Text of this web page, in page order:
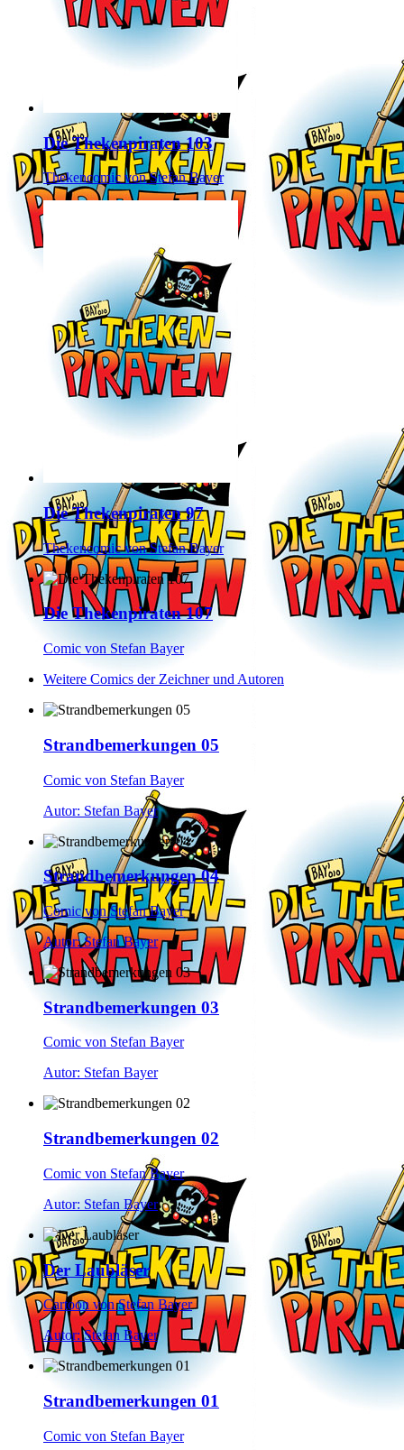
Die Thekenpiraten 103
Thekencomic von Stefan Bayer
Die Thekenpiraten 97
Thekencomic von Stefan Bayer
Die Thekenpiraten 107
Comic von Stefan Bayer
Weitere Comics der Zeichner und Autoren
Strandbemerkungen 05
Comic von Stefan Bayer
Autor: Stefan Bayer
Strandbemerkungen 04
Comic von Stefan Bayer
Autor: Stefan Bayer
Strandbemerkungen 03
Comic von Stefan Bayer
Autor: Stefan Bayer
Strandbemerkungen 02
Comic von Stefan Bayer
Autor: Stefan Bayer
Der Laubläser
Cartoon von Stefan Bayer
Autor: Stefan Bayer
Strandbemerkungen 01
Comic von Stefan Bayer